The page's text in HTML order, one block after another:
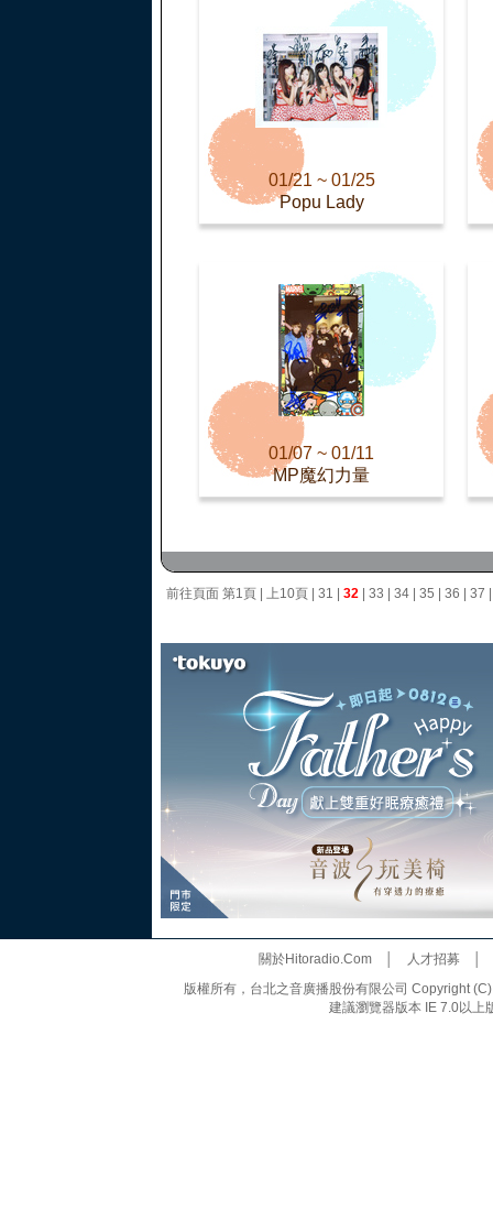
01/21 ~ 01/25
Popu Lady
01/07 ~ 01/11
MP魔幻力量
前往頁面 第1頁 上10頁 31 32 33 34 35 36 37
關於Hitoradio.Com│ 人才招募
版權所有，台北之音廣播股份有限公司 Copyright
建議瀏覽器版本 IE 7.0以上